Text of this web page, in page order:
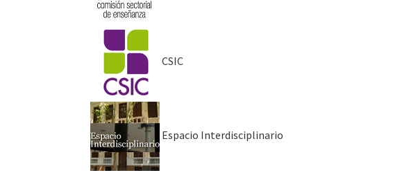
CSIC
Espacio Interdisciplinario